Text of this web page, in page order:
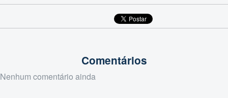
Comentários
Nenhum comentário ainda